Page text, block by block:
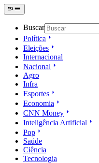
Buscar
Política
Eleições
Internacional
Nacional
Agro
Infra
Esportes
Economia
CNN Money
Inteligência Artificial
Pop
Saúde
Ciência
Tecnologia